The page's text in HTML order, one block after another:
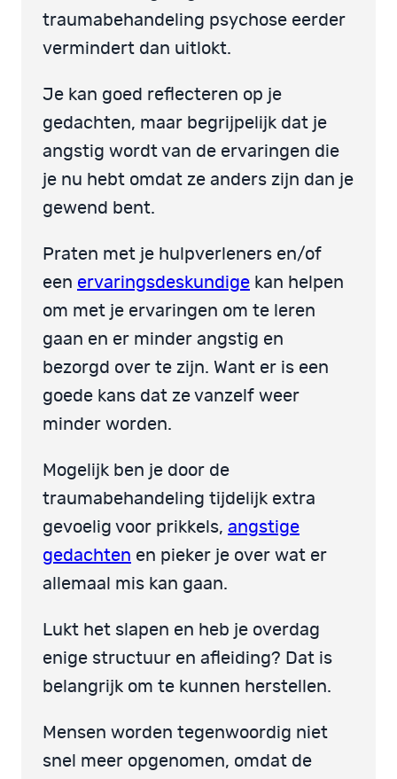
traumabehandeling psychose eerder
vermindert dan uitlokt.
Je kan goed reflecteren op je
gedachten, maar begrijpelijk dat je
angstig wordt van de ervaringen die
je nu hebt omdat ze anders zijn dan je
gewend bent.
Praten met je hulpverleners en/of
een ervaringsdeskundige kan helpen
om met je ervaringen om te leren
gaan en er minder angstig en
bezorgd over te zijn. Want er is een
goede kans dat ze vanzelf weer
minder worden.
Mogelijk ben je door de
traumabehandeling tijdelijk extra
gevoelig voor prikkels, angstige
gedachten en pieker je over wat er
allemaal mis kan gaan.
Lukt het slapen en heb je overdag
enige structuur en afleiding? Dat is
belangrijk om te kunnen herstellen.
Mensen worden tegenwoordig niet
snel meer opgenomen, omdat de